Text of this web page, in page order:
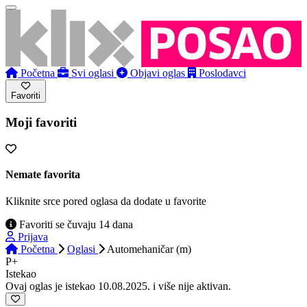
Početna Svi oglasi Objavi oglas Poslodavci
Favoriti
Moji favoriti
Nemate favorita
Kliknite srce pored oglasa da dodate u favorite
Favoriti se čuvaju 14 dana
Prijava
Početna
Oglasi
Automehaničar (m)
P+
Istekao
Ovaj oglas je istekao 10.08.2025. i više nije aktivan.